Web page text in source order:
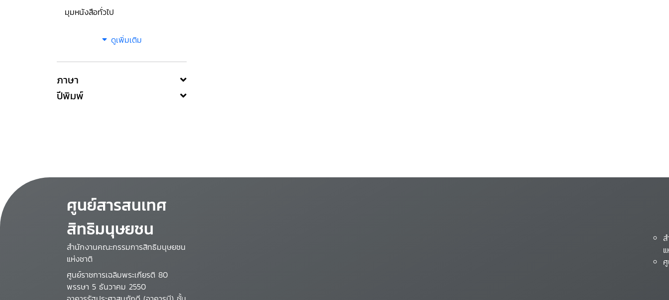
มุมหนังสือทั่วไป
ดูเพิ่มเติม
ภาษา
ปีพิมพ์
ศูนย์สารสนเทศ
สิทธิมนุษยชน
สำนักงานคณะกรรมการสิทธิมนุษยชน
แห่งชาติ
ศูนย์ราชการเฉลิมพระเกียรติ 80
พรรษา 5 ธันวาคม 2550